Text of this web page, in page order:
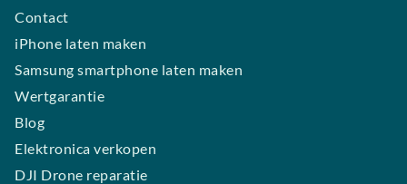
Contact
iPhone laten maken
Samsung smartphone laten maken
Wertgarantie
Blog
Elektronica verkopen
DJI Drone reparatie